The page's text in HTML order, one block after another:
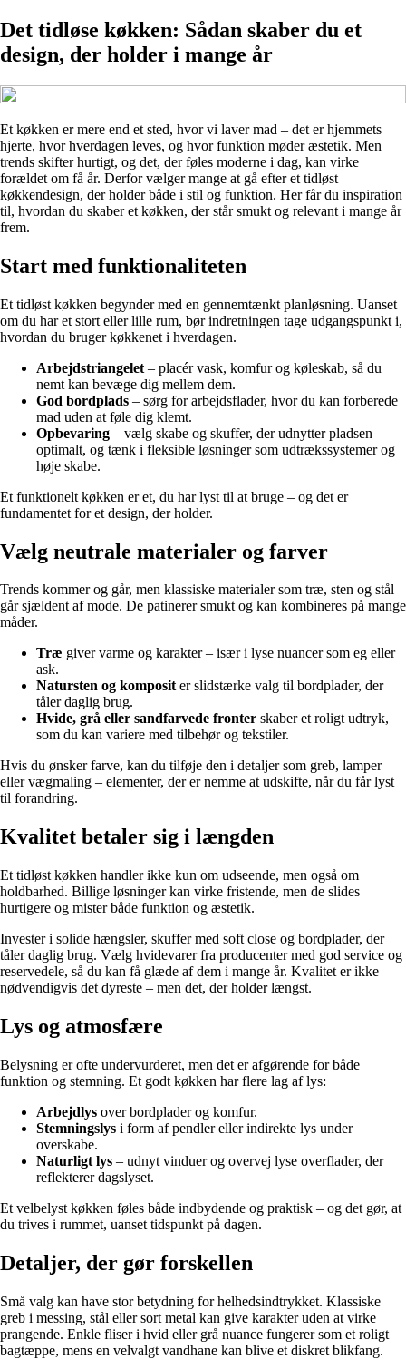
Det tidløse køkken: Sådan skaber du et
design, der holder i mange år
Et køkken er mere end et sted, hvor vi laver mad – det er hjemmets
hjerte, hvor hverdagen leves, og hvor funktion møder æstetik. Men
trends skifter hurtigt, og det, der føles moderne i dag, kan virke
forældet om få år. Derfor vælger mange at gå efter et tidløst
køkkendesign, der holder både i stil og funktion. Her får du inspiration
til, hvordan du skaber et køkken, der står smukt og relevant i mange år
frem.
Start med funktionaliteten
Et tidløst køkken begynder med en gennemtænkt planløsning. Uanset
om du har et stort eller lille rum, bør indretningen tage udgangspunkt i,
hvordan du bruger køkkenet i hverdagen.
Arbejdstriangelet – placér vask, komfur og køleskab, så du
nemt kan bevæge dig mellem dem.
God bordplads – sørg for arbejdsflader, hvor du kan forberede
mad uden at føle dig klemt.
Opbevaring – vælg skabe og skuffer, der udnytter pladsen
optimalt, og tænk i fleksible løsninger som udtrækssystemer og
høje skabe.
Et funktionelt køkken er et, du har lyst til at bruge – og det er
fundamentet for et design, der holder.
Vælg neutrale materialer og farver
Trends kommer og går, men klassiske materialer som træ, sten og stål
går sjældent af mode. De patinerer smukt og kan kombineres på mange
måder.
Træ giver varme og karakter – især i lyse nuancer som eg eller
ask.
Natursten og kompositer slidstærke valg til bordplader, der
tåler daglig brug.
Hvide, grå eller sandfarvede fronter skaber et roligt udtryk,
som du kan variere med tilbehør og tekstiler.
Hvis du ønsker farve, kan du tilføje den i detaljer som greb, lamper
eller vægmaling – elementer, der er nemme at udskifte, når du får lyst
til forandring.
Kvalitet betaler sig i længden
Et tidløst køkken handler ikke kun om udseende, men også om
holdbarhed. Billige løsninger kan virke fristende, men de slides
hurtigere og mister både funktion og æstetik.
Invester i solide hængsler, skuffer med soft close og bordplader, der
tåler daglig brug. Vælg hvidevarer fra producenter med god service og
reservedele, så du kan få glæde af dem i mange år. Kvalitet er ikke
nødvendigvis det dyreste – men det, der holder længst.
Lys og atmosfære
Belysning er ofte undervurderet, men det er afgørende for både
funktion og stemning. Et godt køkken har flere lag af lys:
Arbejdlys over bordplader og komfur.
Stemningslys i form af pendler eller indirekte lys under
overskabe.
Naturligt lys – udnyt vinduer og overvej lyse overflader, der
reflekterer dagslyset.
Et velbelyst køkken føles både indbydende og praktisk – og det gør, at
du trives i rummet, uanset tidspunkt på dagen.
Detaljer, der gør forskellen
Små valg kan have stor betydning for helhedsindtrykket. Klassiske
greb i messing, stål eller sort metal kan give karakter uden at virke
prangende. Enkle fliser i hvid eller grå nuance fungerer som et roligt
bagtæppe, mens en velvalgt vandhane kan blive et diskret blikfang.